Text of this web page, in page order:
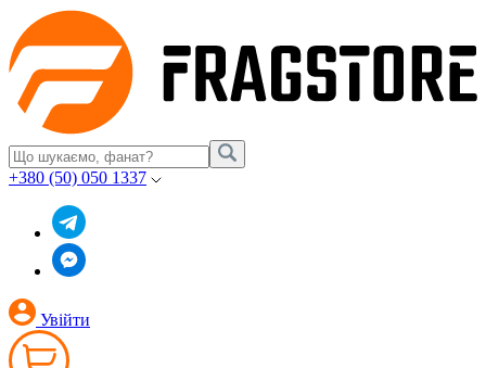
+380 (50) 050 1337
Увійти